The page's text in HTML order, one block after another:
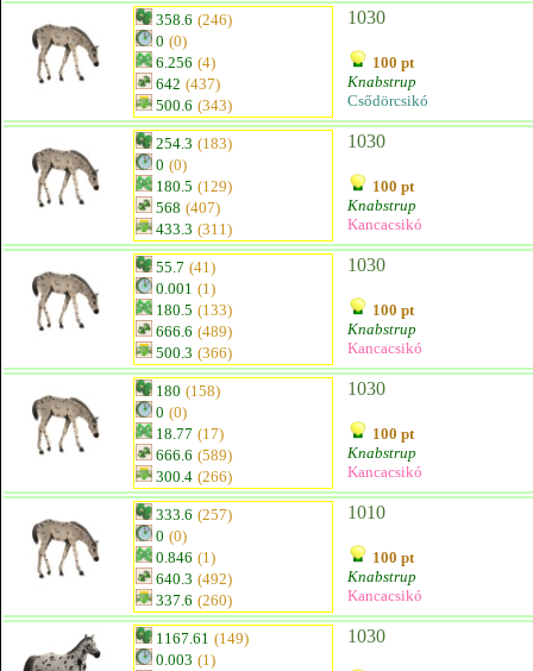
358.6 (246)
0 (0)
6.256 (4)
642 (437)
500.6 (343)
1030
100 pt
Knabstrup
Csődörcsikó
254.3 (183)
0 (0)
180.5 (129)
568 (407)
433.3 (311)
1030
100 pt
Knabstrup
Kancacsikó
55.7 (41)
0.001 (1)
180.5 (133)
666.6 (489)
500.3 (366)
1030
100 pt
Knabstrup
Kancacsikó
180 (158)
0 (0)
18.77 (17)
666.6 (589)
300.4 (266)
1030
100 pt
Knabstrup
Kancacsikó
333.6 (257)
0 (0)
0.846 (1)
640.3 (492)
337.6 (260)
1010
100 pt
Knabstrup
Kancacsikó
1167.61 (149)
0.003 (1)
1030